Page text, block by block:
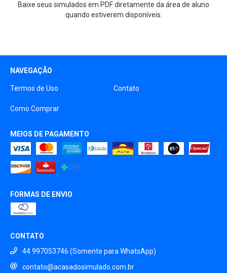
Baixe seus simulados em PDF diretamente da área de aluno
quando estiverem disponíveis.
NAVEGAÇÃO
Termos de Uso Contato
Como Comprar
MEIOS DE PAGAMENTO
FORMAS DE ENVIO
CONTATO
44 997053746 (Somente para WhatsApp)
contato@acasadosimulado.com.br